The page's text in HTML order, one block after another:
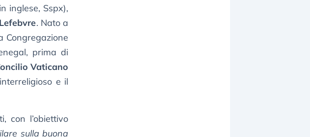
inglese, Sspx),
. Nato a
Congregazione
prima di
Vaticano
e il
con l’obiettivo
sulla buona